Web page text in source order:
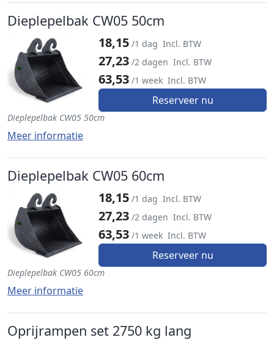
Dieplepelbak CW05 50cm
18,15 /1 dag Incl. BTW
27,23 /2 dagen Incl. BTW
63,53 /1 week Incl. BTW
Reserveer nu
Dieplepelbak CW05 50cm
Meer informatie
Dieplepelbak CW05 60cm
18,15 /1 dag Incl. BTW
27,23 /2 dagen Incl. BTW
63,53 /1 week Incl. BTW
Reserveer nu
Dieplepelbak CW05 60cm
Meer informatie
Oprijrampen set 2750 kg lang